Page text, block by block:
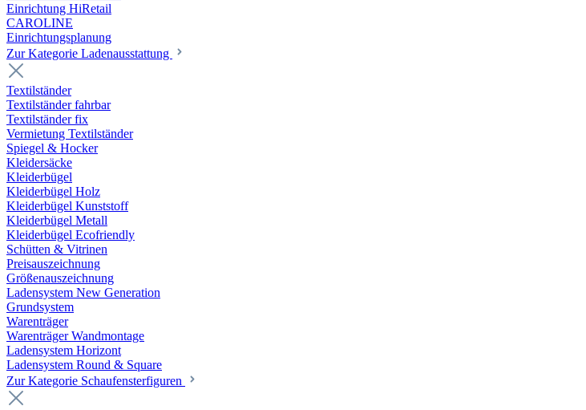
Einrichtung HiRetail
CAROLINE
Einrichtungsplanung
Zur Kategorie Laden­ausstattung
Textilständer
Textilständer fahrbar
Textilständer fix
Vermietung Textilständer
Spiegel & Hocker
Kleidersäcke
Kleiderbügel
Kleiderbügel Holz
Kleiderbügel Kunststoff
Kleiderbügel Metall
Kleiderbügel Ecofriendly
Schütten & Vitrinen
Preisauszeichnung
Größenauszeichnung
Ladensystem New Generation
Grundsystem
Warenträger
Warenträger Wandmontage
Ladensystem Horizont
Ladensystem Round & Square
Zur Kategorie Schaufenster­figuren